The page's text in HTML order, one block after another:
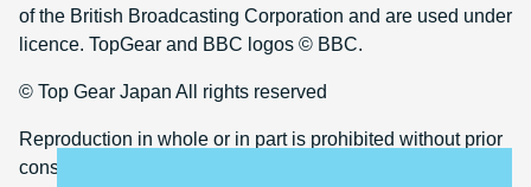
of the British Broadcasting Corporation and are used under
licence. TopGear and BBC logos © BBC.
© Top Gear Japan All rights reserved
Reproduction in whole or in part is prohibited without prior
consent